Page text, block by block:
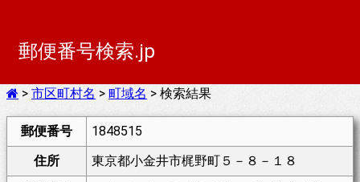
郵便番号検索.jp
> 市区町村名 > 町域名 > 検索結果
郵便番号
1848515
住所
東京都小金井市梶野町５－８－１８